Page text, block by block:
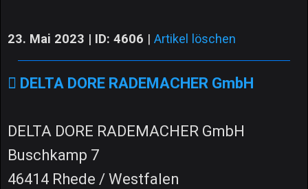
23. Mai 2023 | ID: 4606 | Artikel löschen
DELTA DORE RADEMACHER GmbH
DELTA DORE RADEMACHER GmbH
Buschkamp 7
46414 Rhede / Westfalen